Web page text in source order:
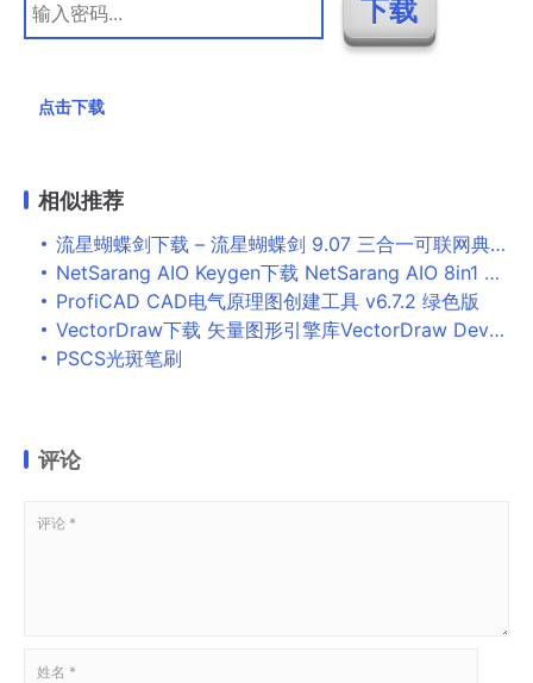
点击下载
相似推荐
流星蝴蝶剑下载 – 流星蝴蝶剑 9.07 三合一可联网典藏版
NetSarang AIO Keygen下载 NetSarang AIO 8in1 Keygen v1.4 绿色版(xmanager6/xshell6/xftp6/Xlpd6/xfile注册机序列号)
ProfiCAD CAD电气原理图创建工具 v6.7.2 绿色版
VectorDraw下载 矢量图形引擎库VectorDraw Developer Framework v7.7009.1.0 官方安装版
PSCS光斑笔刷
评论